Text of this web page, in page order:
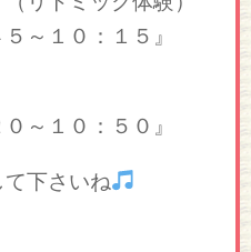
～１０：１５』
～１０：５０』
下さいね